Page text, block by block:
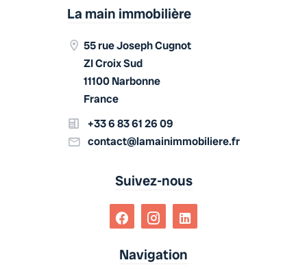
La main immobilière
55 rue Joseph Cugnot
ZI Croix Sud
11100 Narbonne
France
+33 6 83 61 26 09
contact@lamainimmobiliere.fr
Suivez-nous
Navigation